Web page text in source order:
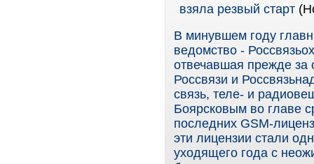
взяла резвый старт
В минувшем году
ведомство -
отвечавшая прежде за
Россвязи и
связь, теле- и
Боярсковым во главе
последних GSM-
эти лицензии стали
уходящего года с